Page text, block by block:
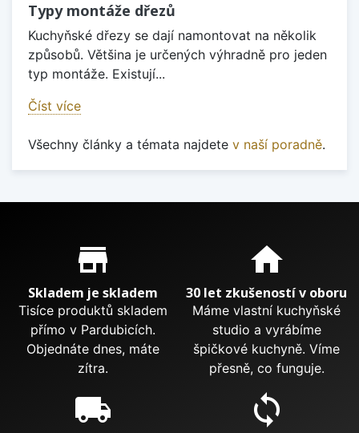
Typy montáže dřezů
Kuchyňské dřezy se dají namontovat na několik
způsobů. Většina je určených výhradně pro jeden
typ montáže. Existují...
Číst více
Všechny články a témata najdete v naší poradně.
Proč nakupovat u nás?
store_mall_directory
Skladem je skladem
Tisíce produktů skladem
přímo v Pardubicích.
Objednáte dnes, máte
zítra.
home
30 let zkušeností v oboru
Máme vlastní kuchyňské
studio a vyrábíme
špičkové kuchyně. Víme
přesně, co funguje.
local_shipping sync